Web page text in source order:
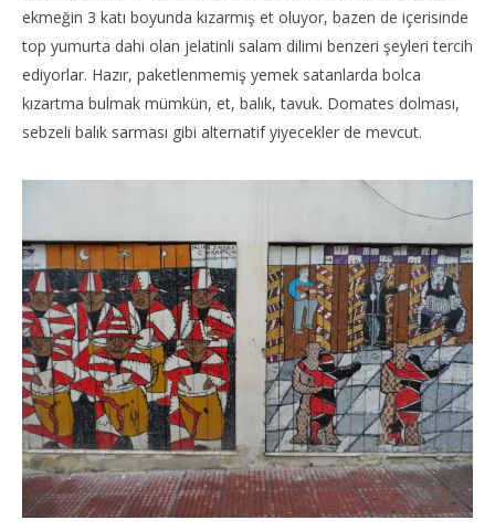
ekmeğin 3 katı boyunda kızarmış et oluyor, bazen de içerisinde
top yumurta dahi olan jelatinli salam dilimi benzeri şeyleri tercih
ediyorlar. Hazır, paketlenmemiş yemek satanlarda bolca
kızartma bulmak mümkün, et, balık, tavuk. Domates dolması,
sebzeli balık sarması gibi alternatif yiyecekler de mevcut.